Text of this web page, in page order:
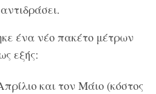
ένα νέο πακέτο μέτρων
εξής:
και τον Μάιο (κόστος